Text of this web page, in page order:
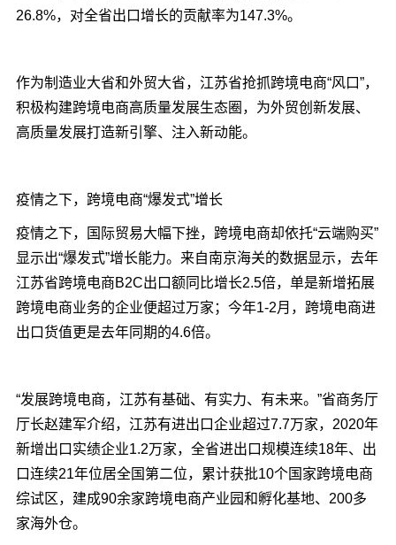
26.8%，对全省出口增长的贡献率为147.3%。
作为制造业大省和外贸大省，江苏省抢抓跨境电商“风口”，
积极构建跨境电商高质量发展生态圈，为外贸创新发展、
高质量发展打造新引擎、注入新动能。
疫情之下，跨境电商“爆发式”增长
疫情之下，国际贸易大幅下挫，跨境电商却依托“云端购买”
显示出“爆发式”增长能力。来自南京海关的数据显示，去年
江苏省跨境电商B2C出口额同比增长2.5倍，单是新增拓展
跨境电商业务的企业便超过万家；今年1-2月，跨境电商进
出口货值更是去年同期的4.6倍。
“发展跨境电商，江苏有基础、有实力、有未来。”省商务厅
厅长赵建军介绍，江苏有进出口企业超过7.7万家，2020年
新增出口实绩企业1.2万家，全省进出口规模连续18年、出
口连续21年位居全国第二位，累计获批10个国家跨境电商
综试区，建成90余家跨境电商产业园和孵化基地、200多
家海外仓。